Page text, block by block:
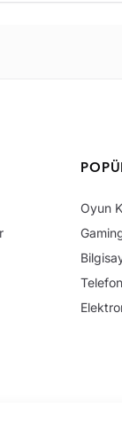
Oyun
Telefon